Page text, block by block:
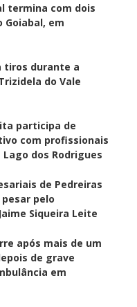
termina com dois
Goiabal, em
tiros durante a
do Vale
participa de
com profissionais
dos Rodrigues
de Pedreiras
pelo
Siqueira Leite
após mais de um
de grave
em